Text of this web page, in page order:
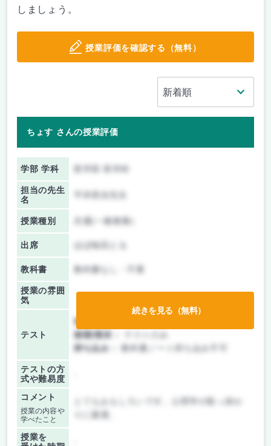
しましょう。
授業評価を確認する（無料）
ちょす さんの授業評価
学部 学科
担当の先生
名
授業種別 共通(一般教養)
出席 ほぼ毎回とる
教科書 教科書なし・不要
授業の雰囲
気
テスト
前期/中間：
後期/期末：
持ち込み：
教科書ノート持ち込み不可
テストの方
式や難易度
コメント
授業の内容や
学べたこと
授業を
続きを見る（無料）